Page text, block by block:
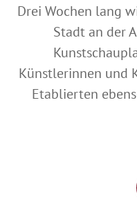
Drei Wochen lang
Stadt an der
Künstlerinnen und
Etablierten